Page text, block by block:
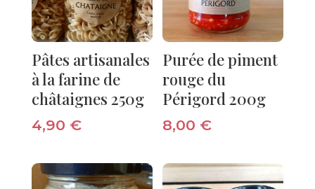
Pâtes artisanales
à la farine de
châtaignes 250g
4,90 €
Purée de piment
rouge du
Périgord 200g
8,00 €